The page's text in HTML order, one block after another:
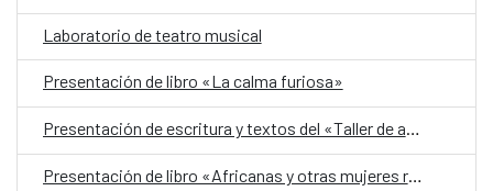
Laboratorio de teatro musical
Presentación de libro «La calma furiosa»
Presentación de escritura y textos del «Taller de autobiografía para mujeres 70+»
Presentación de libro «Africanas y otras mujeres racializadas»